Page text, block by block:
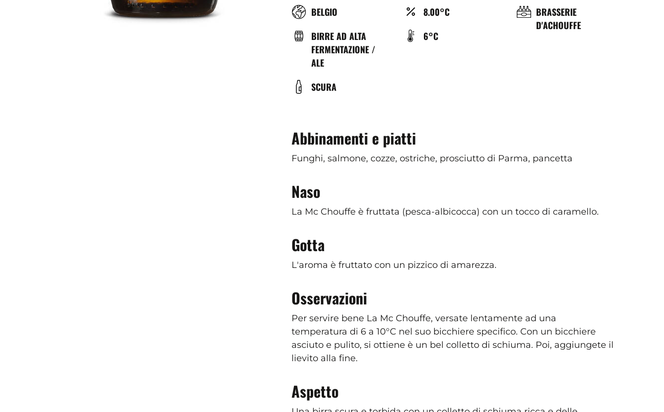
RÉGION
BELGIO
TYPE
DE
BIÈRE
BIRRE AD ALTA
FERMENTAZIONE /
ALE
COULEUR
SCURA
ALCOOL
8.00°C
TEMPÉRATURE
6°C
BRASSERIE
BRASSERIE
D'ACHOUFFE
Abbinamenti e piatti
Funghi, salmone, cozze, ostriche, prosciutto di Parma, pancetta
Naso
La Mc Chouffe è fruttata (pesca-albicocca) con un tocco di caramello.
Gotta
L'aroma è fruttato con un pizzico di amarezza.
Osservazioni
Per servire bene La Mc Chouffe, versate lentamente ad una
temperatura di 6 a 10°C nel suo bicchiere specifico. Con un bicchiere
asciuto e pulito, si ottiene è un bel colletto di schiuma. Poi, aggiungete il
lievito alla fine.
Aspetto